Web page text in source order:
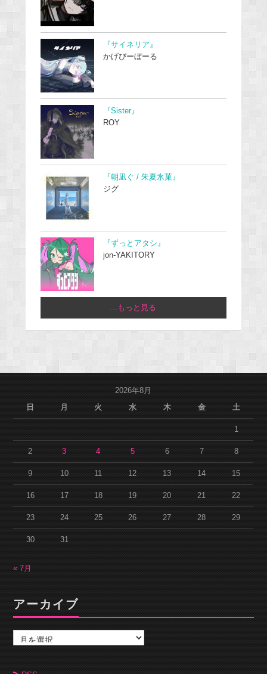
『サイネリア』
かげぴーぼーる
『Sister』
ROY
『朝凪ぐ / 朱夏氷菓』
ジグ
『ずっとアタシ』
jon-YAKITORY
...もっと見る
2026年8月
日
月 火 水 木 金 土
1
2 3 4 5 6 7 8
9 10 11 12 13 14 15
16 17 18 19 20 21 22
23 24 25 26 27 28 29
30 31
« 7月
アーカイブ
カ
ブ